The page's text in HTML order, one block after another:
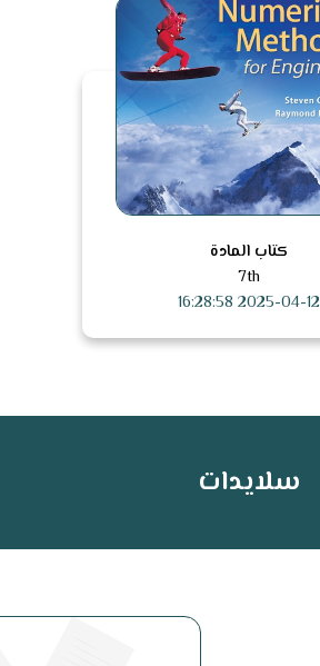
كتاب المادة
7th
2025-04-12 16:28:58
سلايدات